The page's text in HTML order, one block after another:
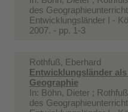
des
Entwicklungsländer I -
2007. - pp. 1-3
Rothfuß, Eberhard
Entwicklungsländer
Geographie
In: Böhn, Dieter ;
des